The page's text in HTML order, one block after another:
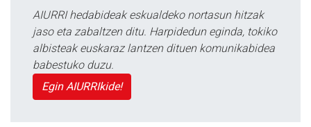
AIURRI hedabideak eskualdeko nortasun hitzak
jaso eta zabaltzen ditu. Harpidedun eginda, tokiko
albisteak euskaraz lantzen dituen komunikabidea
babestuko duzu.
Egin AIURRIkide!